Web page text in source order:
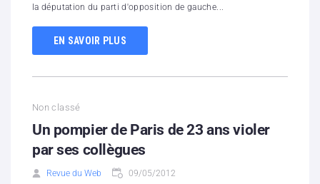
Contacts
la députation du parti d'opposition de gauche...
EN SAVOIR PLUS
Non classé
Un pompier de Paris de 23 ans violer
par ses collègues
Revue du Web 09/05/2012